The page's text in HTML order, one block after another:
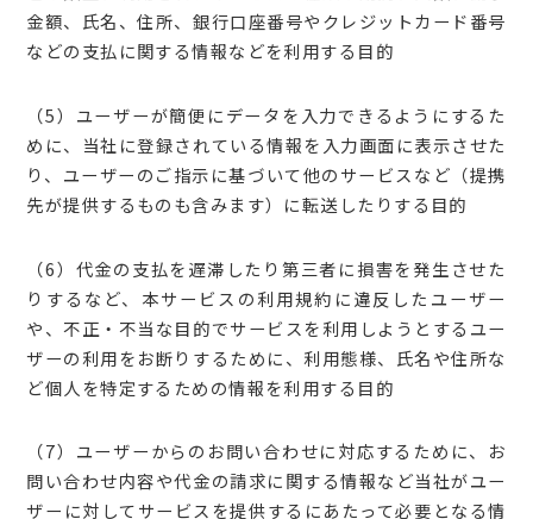
金額、氏名、住所、銀行口座番号やクレジットカード番号
などの支払に関する情報などを利用する目的
（5）ユーザーが簡便にデータを入力できるようにするた
めに、当社に登録されている情報を入力画面に表示させた
り、ユーザーのご指示に基づいて他のサービスなど（提携
先が提供するものも含みます）に転送したりする目的
（6）代金の支払を遅滞したり第三者に損害を発生させた
りするなど、本サービスの利用規約に違反したユーザー
や、不正・不当な目的でサービスを利用しようとするユー
ザーの利用をお断りするために、利用態様、氏名や住所な
ど個人を特定するための情報を利用する目的
（7）ユーザーからのお問い合わせに対応するために、お
問い合わせ内容や代金の請求に関する情報など当社がユー
ザーに対してサービスを提供するにあたって必要となる情